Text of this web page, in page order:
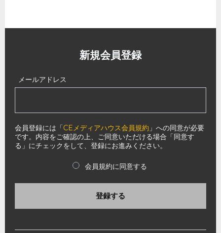
新規会員登録
メールアドレス
会員登録には「CEメディアハウス会員規約 」への同意が必要
です。内容をご確認の上、ご同意いただける場合「同意す
る」にチェックをして、登録にお進みください。
会員規約に同意する
登録する